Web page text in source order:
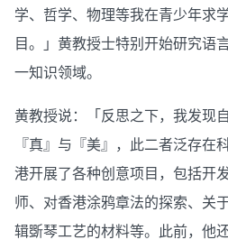
学、哲学、物理等我在青少年求
目。」黄教授士特别开始研究语
一知识领域。
黄教授说：「反思之下，我发现
『真』与『美』，此二者泛存在
港开展了各种创意项目，包括开
师、对香港涂鸦章法的探索、关
辑斲琴工艺的材料等。此前，他